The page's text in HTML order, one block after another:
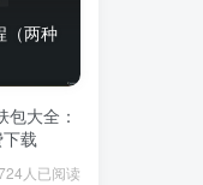
（两种
大全：
载
人已阅读